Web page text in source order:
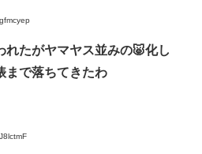
れたがヤマヤス並みの🐷化し
まで落ちてきたわ